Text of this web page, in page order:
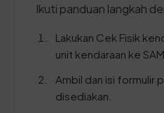
Ikuti panduan langkah
Lakukan Cek Fisik
unit kendaraan ke
Ambil dan isi formulir
disediakan.